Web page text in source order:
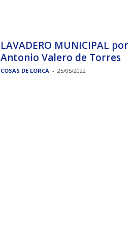
LAVADERO MUNICIPAL por
Antonio Valero de Torres
COSAS DE LORCA - 25/05/2022